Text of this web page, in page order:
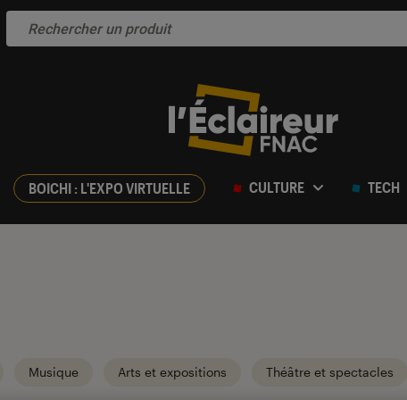
BOICHI : L'EXPO VIRTUELLE CULTURE TECH
Musique Arts et expositions Théâtre et spectacles